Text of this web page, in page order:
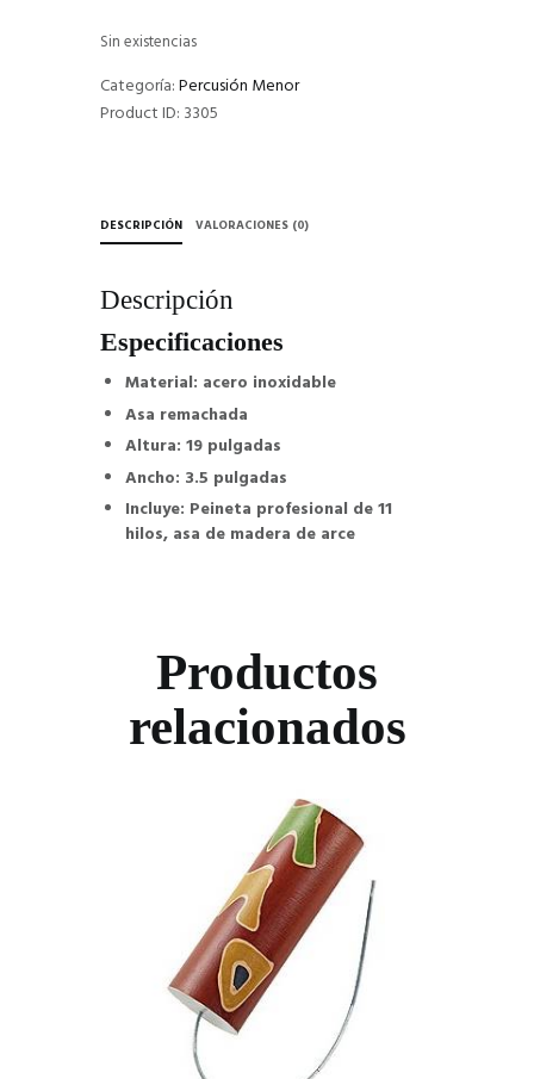
Sin existencias
Categoría:Percusión Menor
Product ID: 3305
DESCRIPCIÓN VALORACIONES (0)
Descripción
Especificaciones
Material: acero inoxidable
Asa remachada
Altura: 19 pulgadas
Ancho: 3.5 pulgadas
Incluye: Peineta profesional de 11
hilos, asa de madera de arce
Productos
relacionados